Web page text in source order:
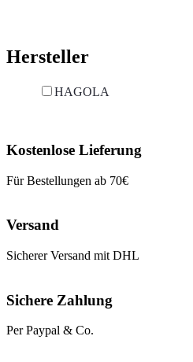
Hersteller
HAGOLA
Kostenlose Lieferung
Für Bestellungen ab 70€
Versand
Sicherer Versand mit DHL
Sichere Zahlung
Per Paypal & Co.